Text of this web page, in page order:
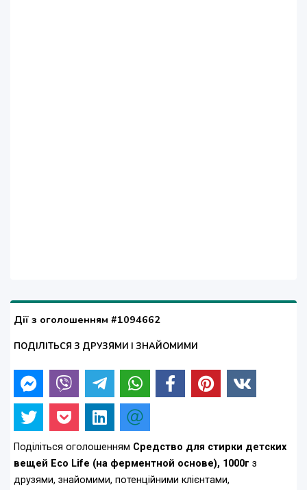
Дії з оголошенням #1094662
ПОДІЛІТЬСЯ З ДРУЗЯМИ І ЗНАЙОМИМИ
Поділіться оголошенням Средство для стирки детских
вещей Eco Life (на ферментной основе), 1000г з
друзями, знайомими, потенційними клієнтами,